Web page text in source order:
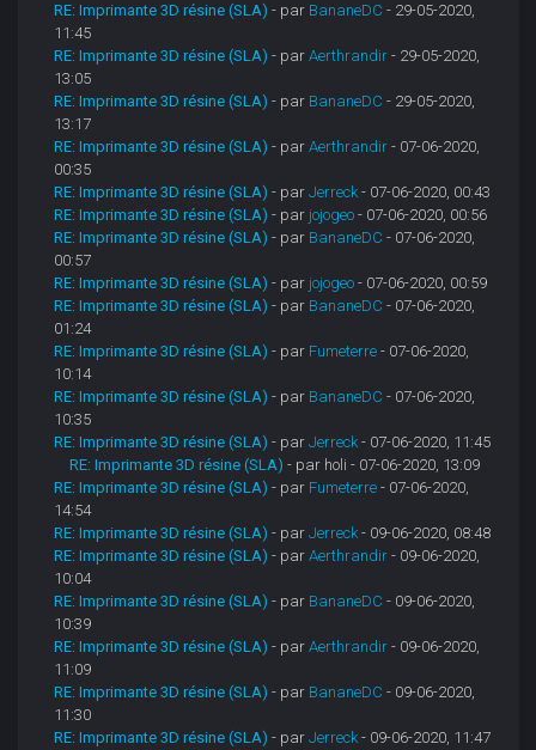
RE: Imprimante 3D résine (SLA) - par BananeDC - 29-05-2020,
11:45
RE: Imprimante 3D résine (SLA) - parAerthrandir - 29-05-2020,
13:05
RE: Imprimante 3D résine (SLA) - par BananeDC - 29-05-2020,
13:17
RE: Imprimante 3D résine (SLA) - parAerthrandir - 07-06-2020,
00:35
RE: Imprimante 3D résine (SLA) - parJerreck - 07-06-2020, 00:43
RE: Imprimante 3D résine (SLA) - par jojogeo - 07-06-2020, 00:56
RE: Imprimante 3D résine (SLA) - par BananeDC - 07-06-2020,
00:57
RE: Imprimante 3D résine (SLA) - par jojogeo - 07-06-2020, 00:59
RE: Imprimante 3D résine (SLA) - par BananeDC - 07-06-2020,
01:24
RE: Imprimante 3D résine (SLA) - par Fumeterre - 07-06-2020,
10:14
RE: Imprimante 3D résine (SLA) - par BananeDC - 07-06-2020,
10:35
RE: Imprimante 3D résine (SLA) - parJerreck - 07-06-2020, 11:45
RE: Imprimante 3D résine (SLA) - par holi - 07-06-2020, 13:09
RE: Imprimante 3D résine (SLA) - par Fumeterre - 07-06-2020,
14:54
RE: Imprimante 3D résine (SLA) - parJerreck - 09-06-2020, 08:48
RE: Imprimante 3D résine (SLA) - parAerthrandir - 09-06-2020,
10:04
RE: Imprimante 3D résine (SLA) - par BananeDC - 09-06-2020,
10:39
RE: Imprimante 3D résine (SLA) - parAerthrandir - 09-06-2020,
11:09
RE: Imprimante 3D résine (SLA) - par BananeDC - 09-06-2020,
11:30
RE: Imprimante 3D résine (SLA) - parJerreck - 09-06-2020, 11:47